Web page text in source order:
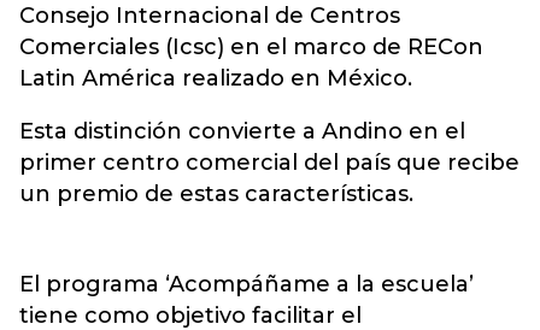
Consejo Internacional de Centros
Comerciales (Icsc) en el marco de RECon
Latin América realizado en México.
Esta distinción convierte a Andino en el
primer centro comercial del país que recibe
un premio de estas características.
El programa ‘Acompáñame a la escuela’
tiene como objetivo facilitar el